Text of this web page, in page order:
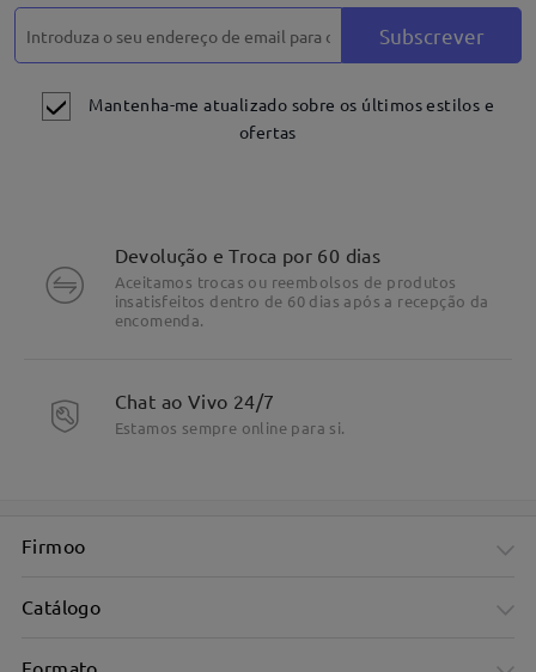
Subscrever
Mantenha-me atualizado sobre os últimos estilos e
ofertas
Devolução e Troca por 60 dias
Aceitamos trocas ou reembolsos de produtos
insatisfeitos dentro de 60 dias após a recepção da
encomenda.
Chat ao Vivo 24/7
Estamos sempre online para si.
Firmoo
Catálogo
Formato